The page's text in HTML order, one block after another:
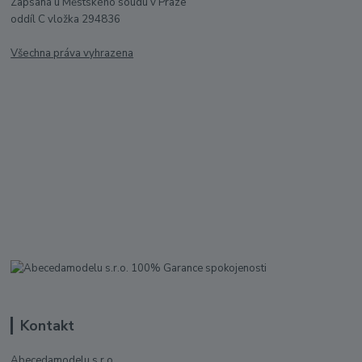
oddíl C vložka 294836
Všechna práva vyhrazena
Kontakt